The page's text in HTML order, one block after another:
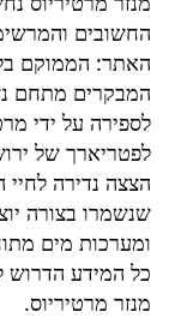
החשובים
האתר: הממוקם
המבקרים מתחם
לספירה על ידי
לפטריארך של
הצצה נדירה לחיי
שנשמרו בצורה
כל המידע הדרוש
מנזר מרטיריוס.